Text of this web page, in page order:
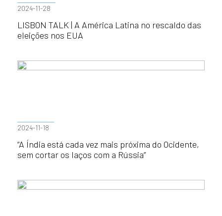
2024-11-28
LISBON TALK | A América Latina no rescaldo das
eleições nos EUA
2024-11-18
“A Índia está cada vez mais próxima do Ocidente,
sem cortar os laços com a Rússia”